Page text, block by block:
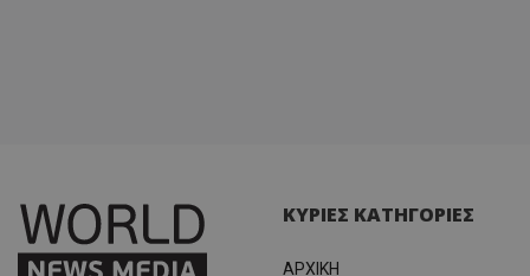
ΚΥΡΙΕΣ ΚΑΤΗΓΟΡΙΕΣ
ΑΡΧΙΚΗ